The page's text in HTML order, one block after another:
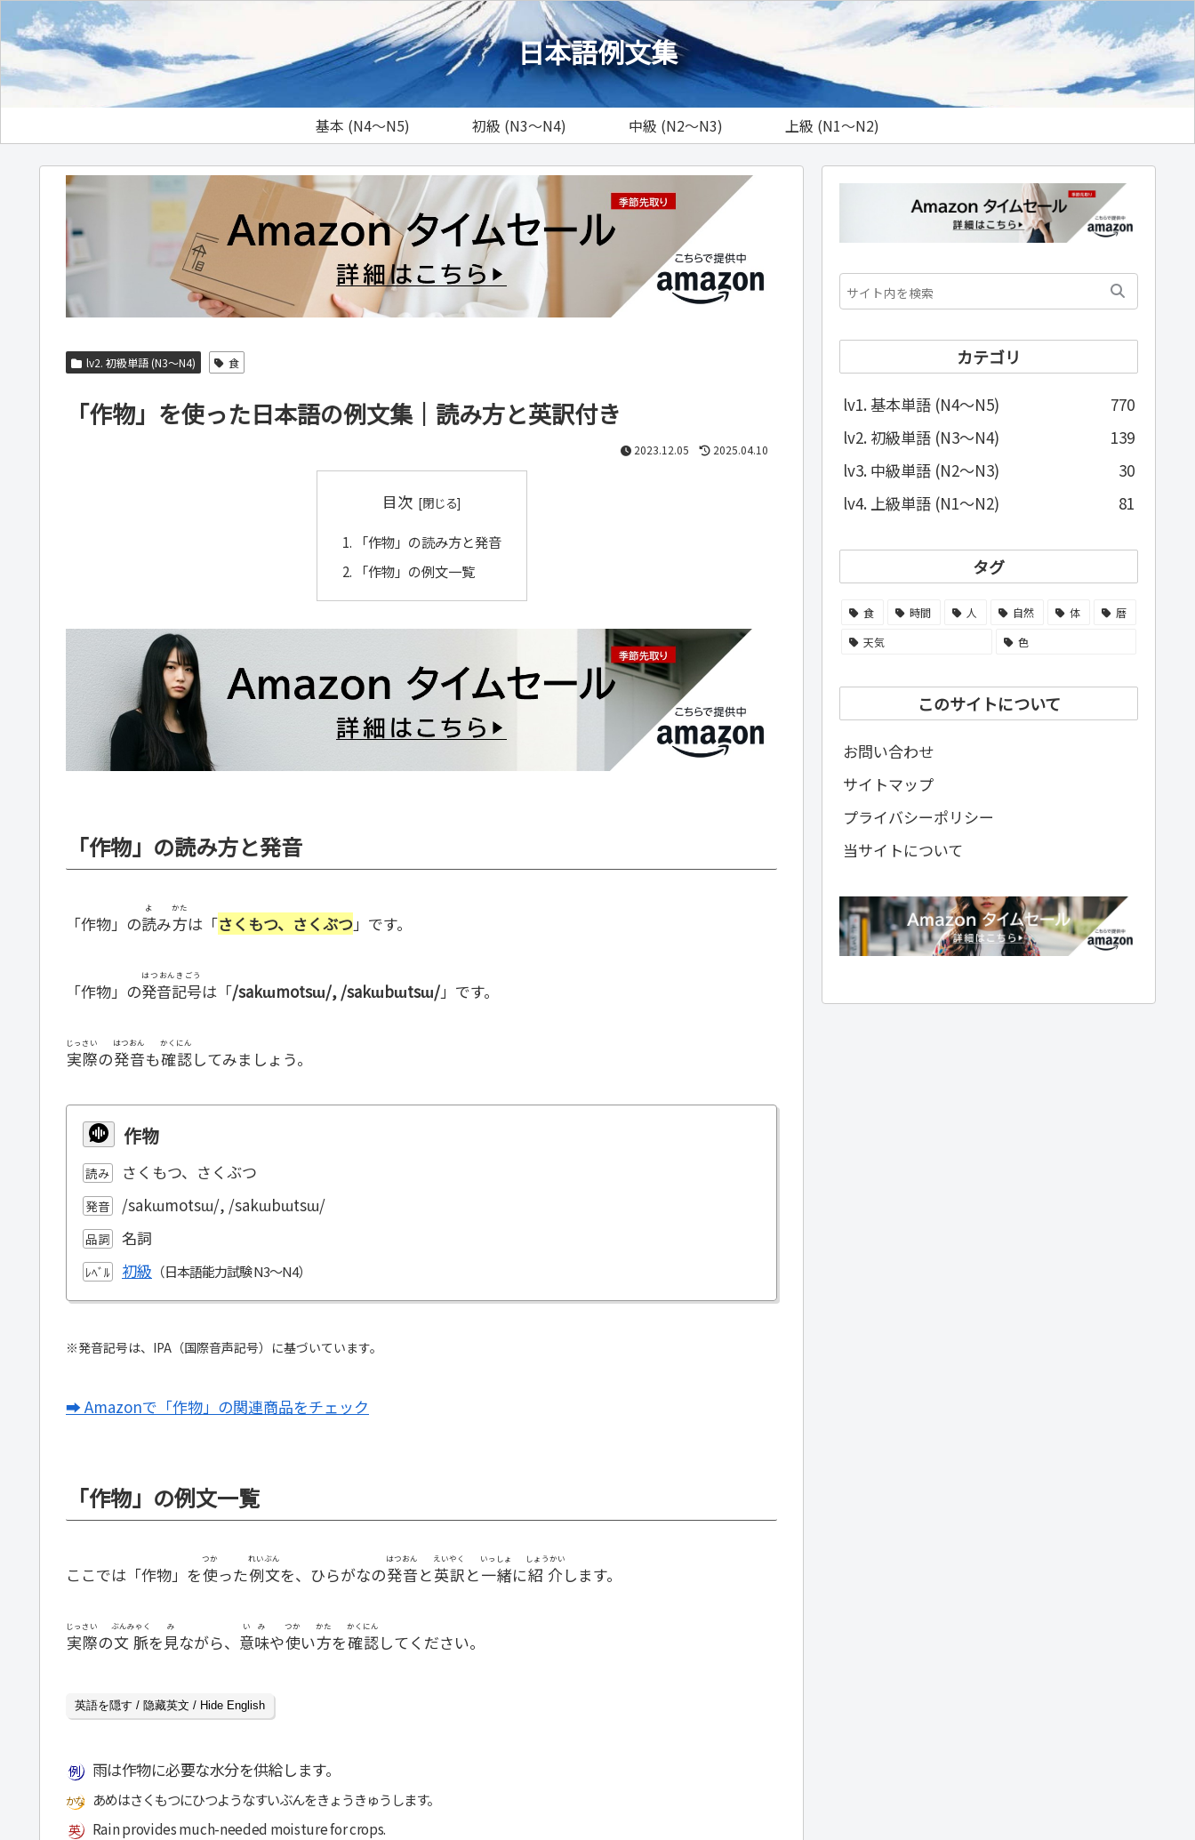
日本語例文集
基本 (N4～N5) 初級 (N3～N4) 中級 (N2～N3) 上級 (N1～N2)
lv2. 初級単語 (N3～N4) 食
「作物」を使った日本語の例文集｜読み方と英訳付き
2023.12.05 2025.04.10
目次
「作物」の読み方と発音
「作物」の例文一覧
「作物」の読み方と発音
「作物」の読
よ
み方
かた
は「さくもつ、さくぶつ 」です。
「作物」の発音記号
はつおんきごう
は「/sakɯmotsɯ/, /sakɯbɯtsɯ/」です。
実際
じっさい
の発音
はつおん
も確認
かくにん
してみましょう。
作物
読み さくもつ、さくぶつ
発音 /sakɯmotsɯ/, /sakɯbɯtsɯ/
品詞 名詞
ﾚﾍﾞﾙ 初級
※発音記号は、IPA（国際音声記号）に基づいています。
➡ Amazonで「作物」の関連商品をチェック
「作物」の例文一覧
ここでは「作物」を使
つか
った例文
れいぶん
を、ひらがなの発音
はつおん
と英訳
えいやく
と一緒
いっしょ
に紹介
しょうかい
します。
実際
じっさい
の文脈
ぶんみゃく
を 見
み
ながら、 意味
いみ
や使
つか
い方
かた
を確認
かくにん
してください。
英語を隠す / 隐藏英文 / Hide English
雨は作物に必要な水分を供給します。
あめはさくもつにひつようなすいぶんをきょうきゅうします。
Rain provides much-needed moisture for crops.
カテゴリ
lv1. 基本単語 (N4～N5)
770
lv2. 初級単語 (N3～N4)
139
lv3. 中級単語 (N2～N3)
30
lv4. 上級単語 (N1～N2)
81
タグ
食 時間 人 自然 体
暦
天気
色
このサイトについて
お問い合わせ
サイトマップ
プライバシーポリシー
当サイトについて